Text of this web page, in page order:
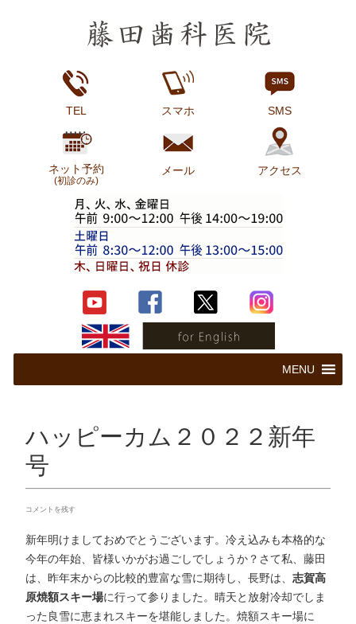
TEL スマホ SMS
ネット予約
(初診のみ)
メール アクセス
へ
ッ
MENU
ハッピーカム２０２２新年
号
コメントを残す
新年明けましておめでとうございます。冷え込みも本格的な
今年の年始、皆様いかがお過ごしでしょうか？さて私、藤田
は、昨年末からの比較的豊富な雪に期待し、長野は、志賀高
原焼額スキー場に行って参りました。晴天と放射冷却でしま
った良雪に恵まれスキーを堪能しました。焼額スキー場に